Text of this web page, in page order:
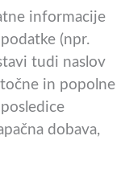
informacije
(npr.
tudi naslov
in popolne
dobava,